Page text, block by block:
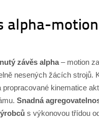
alpha-
závěs alpha– motion
nesených žácích strojů.
propracované kinematice
Snadná
s výkonovou třídou